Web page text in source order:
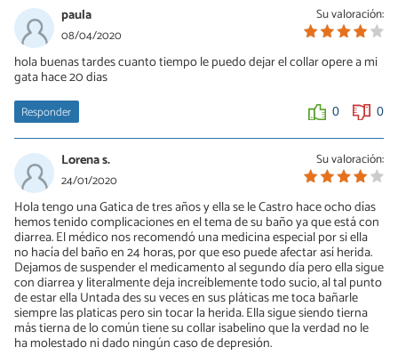
Su valoración:
paula
08/04/2020
hola buenas tardes cuanto tiempo le puedo dejar el collar opere a mi
gata hace 20 dias
Responder 0 0
Su valoración:
Lorena s.
24/01/2020
Hola tengo una Gatica de tres años y ella se le Castro hace ocho días
hemos tenido complicaciones en el tema de su baño ya que está con
diarrea. El médico nos recomendó una medicina especial por si ella
no hacía del baño en 24 horas, por que eso puede afectar así herida.
Dejamos de suspender el medicamento al segundo día pero ella sigue
con diarrea y literalmente deja increíblemente todo sucio, al tal punto
de estar ella Untada des su veces en sus pláticas me toca bañarle
siempre las platicas pero sin tocar la herida. Ella sigue siendo tierna
más tierna de lo común tiene su collar isabelino que la verdad no le
ha molestado ni dado ningún caso de depresión.